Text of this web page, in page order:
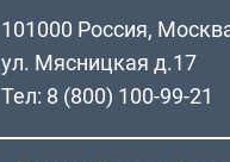
101000 Россия,
ул. Мясницкая д.17
Тел: 8 (800) 100-99-21